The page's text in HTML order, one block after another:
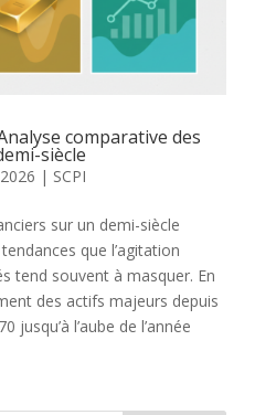
comparative des
siècle
| SCPI
sur un demi-siècle
que l’agitation
tend souvent à masquer. En
des actifs majeurs depuis
jusqu’à l’aube de l’année